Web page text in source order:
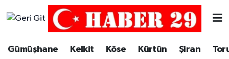
Gümüşhane Kelkit Köse Kürtün Şiran